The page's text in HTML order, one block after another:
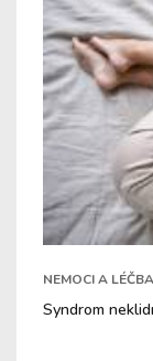
NEMOCI A LÉČBA
Syndrom